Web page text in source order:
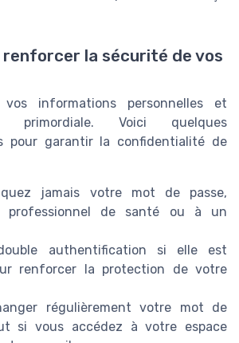
renforcer la sécurité de vos
informations personnelles et
primordiale. Voici quelques
pour garantir la confidentialité de
jamais votre mot de passe,
professionnel de santé ou à un
authentification si elle est
renforcer la protection de votre
régulièrement votre mot de
si vous accédez à votre espace